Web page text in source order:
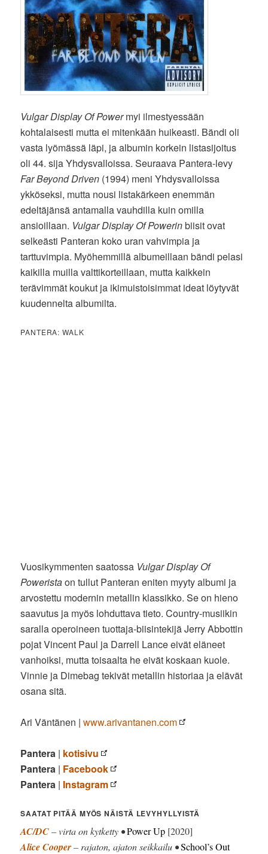
Vulgar Display Of Powermyi ilmestyessään
kohtalaisesti mutta ei mitenkään huikeasti. Bändi oli
vasta lyömässä läpi, ja albumin korkein listasijoitus
oli 44. sija Yhdysvalloissa. Seuraava Pantera-levy
Far Beyond Driven (1994) meni Yhdysvalloissa
ykköseksi, mutta nousi listakärkeen enemmän
edeltäjänsä antamalla vauhdilla kuin omilla
ansioillaan. Vulgar Display Of Powerinbiisit ovat
selkeästi Panteran koko uran vahvimpia ja
tarttuvimpia. Myöhemmillä albumeillaan bändi pelasi
kaikilla muilla valttikorteillaan, mutta kaikkein
terävimmät koukut ja ikimuistoisimmat ideat löytyvät
kuudennelta albumilta.
PANTERA: WALK
Vuosikymmenten saatossa Vulgar Display Of
Poweristaon tullut Panteran eniten myyty albumi ja
arvostettu modernin metallin klassikko. Se on hieno
saavutus ja myös lohduttava tieto. Country-musiikin
saralla operoineen tuottaja-biisintekijä Jerry Abbottin
pojat Vincent Paul ja Darrell Lance eivät eläneet
vanhoiksi, mutta toisaalta he eivät koskaan kuole.
Vinnie ja Dimebag tekivät metallin historiaa ja elävät
osana sitä.
Ari Väntänen |www.arivantanen.com
Pantera | kotisivu
Pantera | Facebook
Pantera | Instagram
SAATAT PITÄÄ MYÖS NÄISTÄ LEVYHYLLYISTÄ
AC/DC– virta on kytketty •Power Up [2020]
Alice Cooper– rajaton, ajaton seikkailu •School’s Out